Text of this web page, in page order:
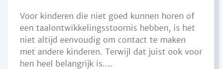
Voor kinderen die niet goed kunnen horen of
een taalontwikkelingsstoornis hebben, is het
niet altijd eenvoudig om contact te maken
met andere kinderen. Terwijl dat juist ook voor
hen heel belangrijk is....